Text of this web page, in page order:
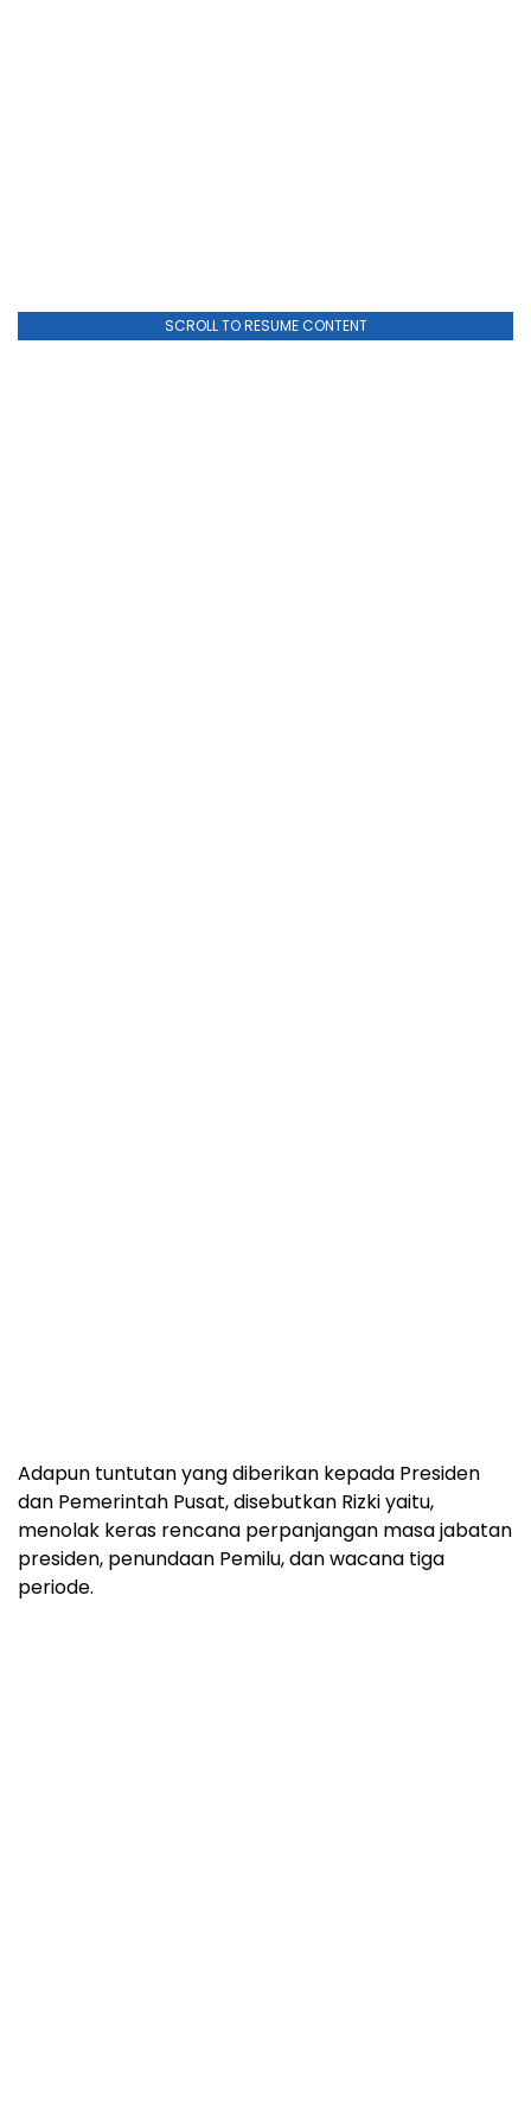
SCROLL TO RESUME CONTENT
Adapun tuntutan yang diberikan kepada Presiden
dan Pemerintah Pusat, disebutkan Rizki yaitu,
menolak keras rencana perpanjangan masa jabatan
presiden, penundaan Pemilu, dan wacana tiga
periode.